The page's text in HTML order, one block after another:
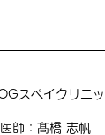
スペイクリニ
師：髙橋 志帆